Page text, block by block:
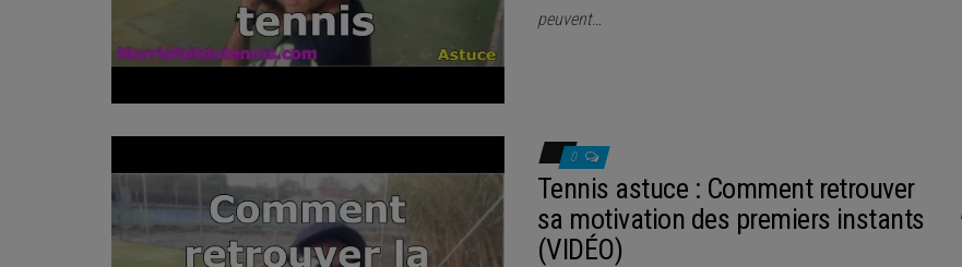
peuvent…
0
Tennis astuce : Comment retrouver
sa motivation des premiers instants
(VIDÉO)